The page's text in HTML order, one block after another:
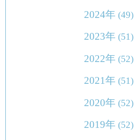
2024年 (49)
2023年 (51)
2022年 (52)
2021年 (51)
2020年 (52)
2019年 (52)